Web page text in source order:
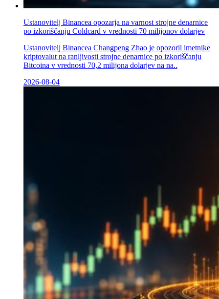
Ustanovitelj Binancea opozarja na varnost strojne denarnice
po izkoriščanju Coldcard v vrednosti 70 milijonov dolarjev
Ustanovitelj Binancea Changpeng Zhao je opozoril imetnike
kriptovalut na ranljivosti strojne denarnice po izkoriščanju
Bitcoina v vrednosti 70,2 milijona dolarjev na na..
2026-08-04